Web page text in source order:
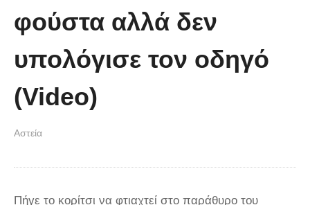
Απολαυστικοί Μέριλ Στριπ και Τομ
άλλον
φούστα αλλά δεν
υπολόγισε τον οδηγό
(Video)
Αστεία
Πήγε το κορίτσι να φτιαχτεί στο παράθυρο του